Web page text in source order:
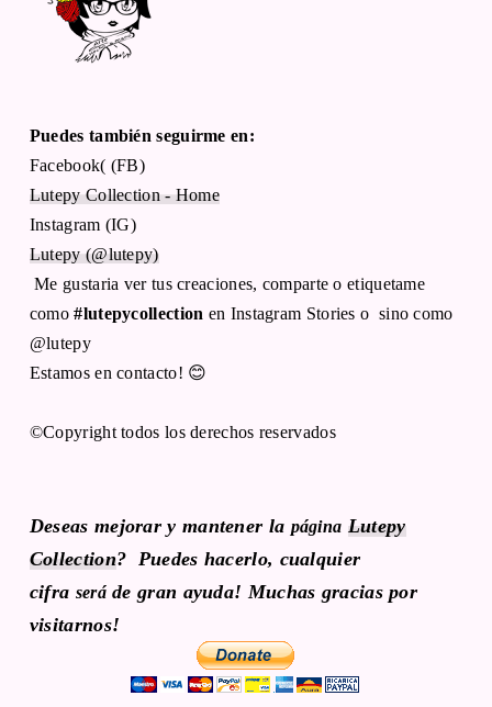
Puedes también seguirme en:
Facebook( (FB)
Lutepy Collection - Home
Instagram (IG)
Lutepy (@lutepy)
Me gustaria ver tus creaciones, comparte o etiquetame
como#lutepycollection en Instagram Stories o sino como
@lutepy
Estamos en contacto! 😊
©Copyright todos los derechos reservados
Deseas mejorar y mantener la página Lutepy
Collection? Puedes hacerlo, cualquier
cifra seráde gran ayuda! Muchas gracias por
visitarnos!